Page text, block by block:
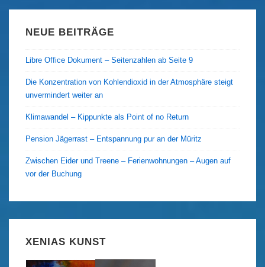
Marita
Riebe
NEUE BEITRÄGE
Libre Office Dokument – Seitenzahlen ab Seite 9
Die Konzentration von Kohlendioxid in der Atmosphäre steigt
unvermindert weiter an
Klimawandel – Kippunkte als Point of no Return
Pension Jägerrast – Entspannung pur an der Müritz
Zwischen Eider und Treene – Ferienwohnungen – Augen auf
vor der Buchung
XENIAS KUNST